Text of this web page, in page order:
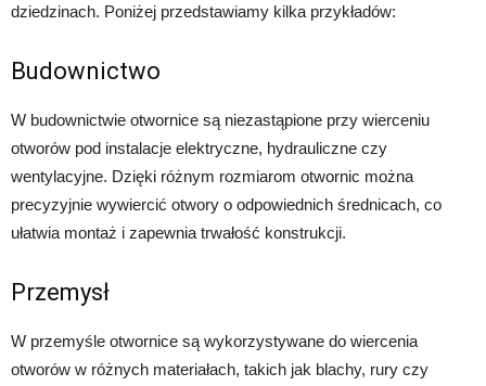
dziedzinach. Poniżej przedstawiamy kilka przykładów:
Budownictwo
W budownictwie otwornice są niezastąpione przy wierceniu
otworów pod instalacje elektryczne, hydrauliczne czy
wentylacyjne. Dzięki różnym rozmiarom otwornic można
precyzyjnie wywiercić otwory o odpowiednich średnicach, co
ułatwia montaż i zapewnia trwałość konstrukcji.
Przemysł
W przemyśle otwornice są wykorzystywane do wiercenia
otworów w różnych materiałach, takich jak blachy, rury czy